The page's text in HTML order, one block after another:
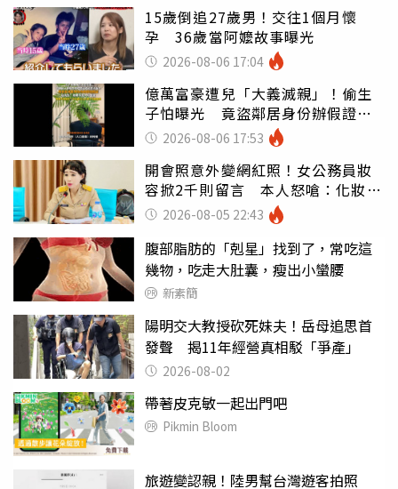
15歲倒追27歲男！交往1個月懷
孕 36歲當阿嬤故事曝光
2026-08-06 17:04
億萬富豪遭兒「大義滅親」！偷生
子怕曝光 竟盜鄰居身份辦假證落
戶 2026-08-06 17:53
開會照意外變網紅照！女公務員妝
容掀2千則留言 本人怒嗆：化妝有
錯嗎2026-08-05 22:43
腹部脂肪的「剋星」找到了，常吃這
幾物，吃走大肚囊，瘦出小蠻腰
新素簡
陽明交大教授砍死妹夫！岳母追思首
發聲 揭11年經營真相駁「爭產」
2026-08-02
帶著皮克敏一起出門吧
Pikmin Bloom
旅遊變認親！陸男幫台灣遊客拍照